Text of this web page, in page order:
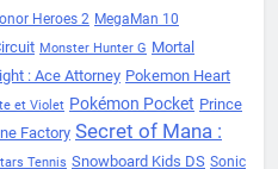
Heroes 2 MegaMan 10
Monster Hunter G Mortal
: Ace Attorney Pokemon Heart
et Violet Pokémon Pocket Prince
Factory Secret of Mana :
Tennis Snowboard Kids DS Sonic